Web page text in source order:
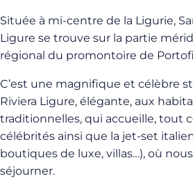
Située à mi-centre de la Ligurie,
Ligure se trouve sur la partie
régional du promontoire de
C’est une magnifique et célèbre
Riviera Ligure, élégante, aux
traditionnelles, qui accueille, tout
célébrités ainsi que la jet-set
boutiques de luxe, villas…), où
séjourner.